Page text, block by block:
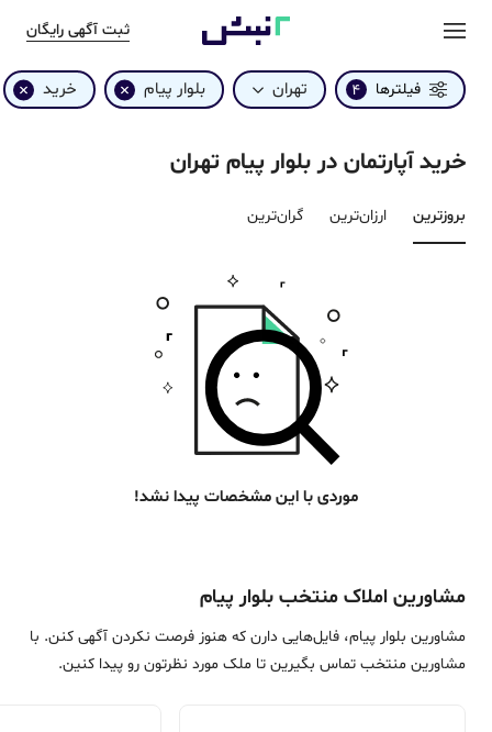
ثبت آگهی رایگان
فیلترها 4 تهران بلوار پیام خرید
خرید آپارتمان در بلوار پیام تهران
بروزترین‌ ارزان‌ترین گران‌ترین
موردی با این مشخصات پیدا نشد!
مشاورین املاک منتخب بلوار پیام
مشاورین بلوار پیام، فایل‌هایی دارن که هنوز فرصت نکردن آگهی کنن. با
مشاورین منتخب تماس بگیرین تا ملک مورد نظرتون رو پیدا کنین.